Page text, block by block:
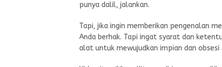
punya dalil, jalankan.
Tapi, jika ingin memberikan pengenalan
Anda berhak. Tapi ingat syarat dan
alat untuk mewujudkan impian dan obsesi